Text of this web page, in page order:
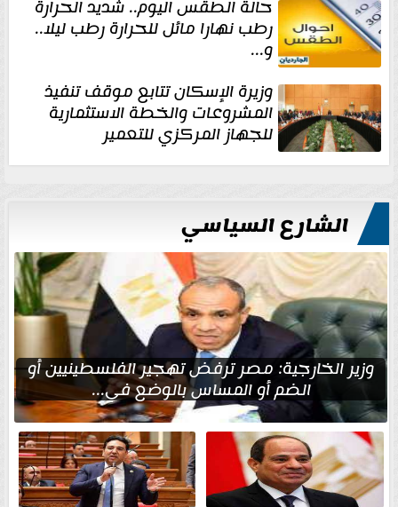
حالة الطقس اليوم.. شديد الحرارة
رطب نهارا مائل للحرارة رطب ليلا..
و...
وزيرة الإسكان تتابع موقف تنفيذ
المشروعات والخطة الاستثمارية
للجهاز المركزي للتعمير
الشارع السياسي
وزير الخارجية: مصر ترفض تهجير الفلسطينيين أو
الضم أو المساس بالوضع في...